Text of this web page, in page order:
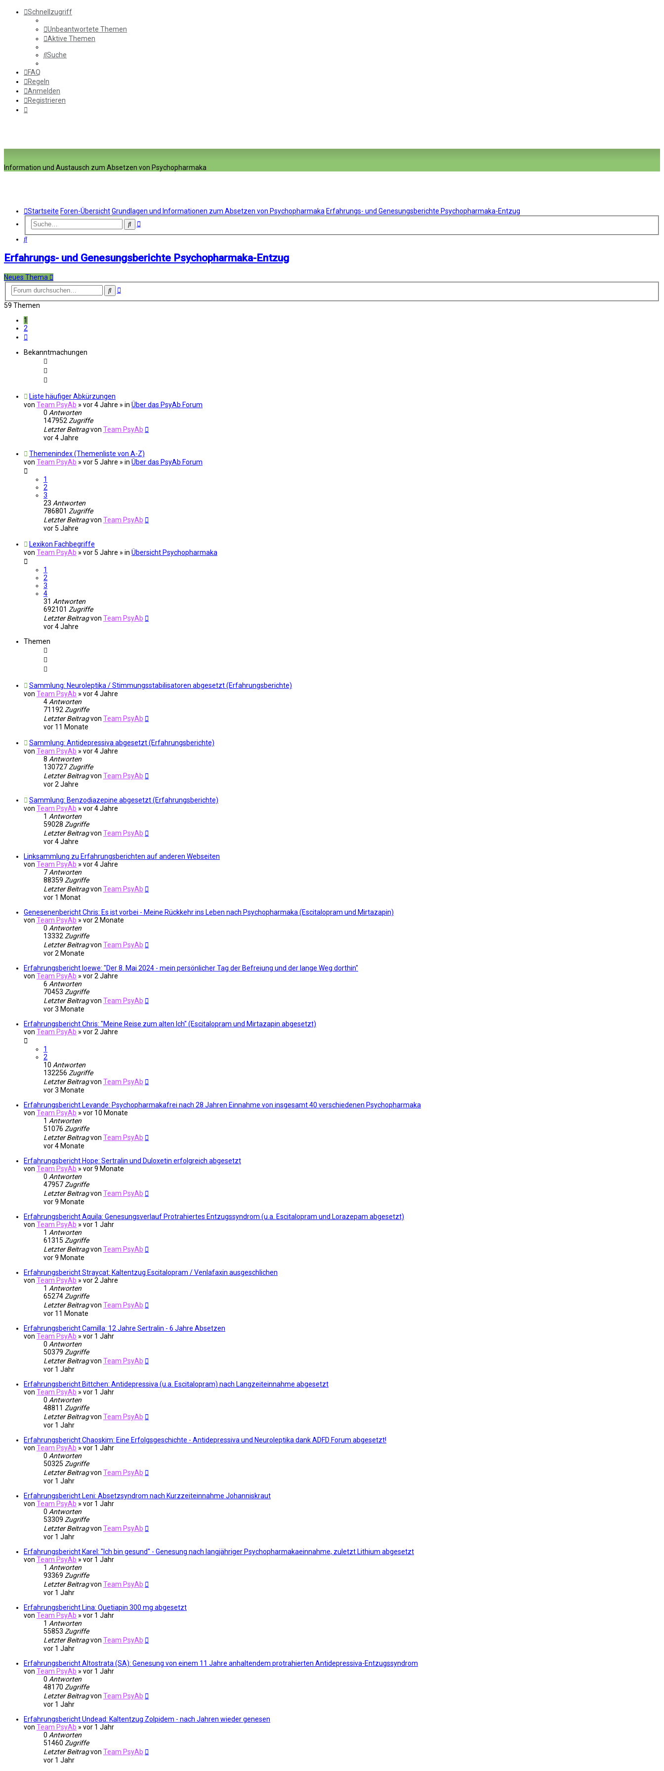
Schnellzugriff
Unbeantwortete Themen
Aktive Themen
Suche
FAQ
Regeln
Anmelden
Registrieren
Information und Austausch zum Absetzen von Psychopharmaka
Startseite Foren-ÜbersichtGrundlagen und Informationen zum Absetzen von Psychopharmaka Erfahrungs- und Genesungsberichte Psychopharmaka-Entzug
SucheErweiterte
Suche
Erfahrungs- und Genesungsberichte Psychopharmaka-Entzug
Neues Thema
SucheErweiterte
59 Themen
1
2
Bekanntmachungen
Liste häufiger Abkürzungen
von Team PsyAb » vor 4 Jahre » in Über das PsyAb Forum
0 Antworten
147952 Zugriffe
Letzter Beitragvon Team PsyAb
vor 4 Jahre
Themenindex (Themenliste von A-Z)
von Team PsyAb » vor 5 Jahre » in Über das PsyAb Forum
1
2
3
23 Antworten
786801 Zugriffe
Letzter Beitragvon Team PsyAb
vor 5 Jahre
Lexikon Fachbegriffe
von Team PsyAb » vor 5 Jahre » in Übersicht Psychopharmaka
1
2
3
4
31 Antworten
692101 Zugriffe
Letzter Beitragvon Team PsyAb
vor 4 Jahre
Themen
Sammlung: Neuroleptika / Stimmungsstabilisatoren abgesetzt (Erfahrungsberichte)
von Team PsyAb » vor 4 Jahre
4 Antworten
71192 Zugriffe
Letzter Beitragvon Team PsyAb
vor 11 Monate
Sammlung: Antidepressiva abgesetzt (Erfahrungsberichte)
von Team PsyAb » vor 4 Jahre
8 Antworten
130727 Zugriffe
Letzter Beitragvon Team PsyAb
vor 2 Jahre
Sammlung: Benzodiazepine abgesetzt (Erfahrungsberichte)
von Team PsyAb » vor 4 Jahre
1 Antworten
59028 Zugriffe
Letzter Beitragvon Team PsyAb
vor 4 Jahre
Linksammlung zu Erfahrungsberichten auf anderen Webseiten
von Team PsyAb » vor 4 Jahre
7 Antworten
88359 Zugriffe
Letzter Beitragvon Team PsyAb
vor 1 Monat
Genesenenbericht Chris: Es ist vorbei - Meine Rückkehr ins Leben nach Psychopharmaka (Escitalopram und Mirtazapin)
von Team PsyAb » vor 2 Monate
0 Antworten
13332 Zugriffe
Letzter Beitragvon Team PsyAb
vor 2 Monate
Erfahrungsbericht loewe: "Der 8. Mai 2024 - mein persönlicher Tag der Befreiung und der lange Weg dorthin"
von Team PsyAb » vor 2 Jahre
6 Antworten
70453 Zugriffe
Letzter Beitragvon Team PsyAb
vor 3 Monate
Erfahrungsbericht Chris: "Meine Reise zum alten Ich" (Escitalopram und Mirtazapin abgesetzt)
von Team PsyAb » vor 2 Jahre
1
2
10 Antworten
132256 Zugriffe
Letzter Beitragvon Team PsyAb
vor 3 Monate
Erfahrungsbericht Levande: Psychopharmakafrei nach 28 Jahren Einnahme von insgesamt 40 verschiedenen Psychopharmaka
von Team PsyAb » vor 10 Monate
1 Antworten
51076 Zugriffe
Letzter Beitragvon Team PsyAb
vor 4 Monate
Erfahrungsbericht Hope: Sertralin und Duloxetin erfolgreich abgesetzt
von Team PsyAb » vor 9 Monate
0 Antworten
47957 Zugriffe
Letzter Beitragvon Team PsyAb
vor 9 Monate
Erfahrungsbericht Aquila: Genesungsverlauf Protrahiertes Entzugssyndrom (u.a. Escitalopram und Lorazepam abgesetzt)
von Team PsyAb » vor 1 Jahr
1 Antworten
61315 Zugriffe
Letzter Beitragvon Team PsyAb
vor 9 Monate
Erfahrungsbericht Straycat: Kaltentzug Escitalopram / Venlafaxin ausgeschlichen
von Team PsyAb » vor 2 Jahre
1 Antworten
65274 Zugriffe
Letzter Beitragvon Team PsyAb
vor 11 Monate
Erfahrungsbericht Camilla: 12 Jahre Sertralin - 6 Jahre Absetzen
von Team PsyAb » vor 1 Jahr
0 Antworten
50379 Zugriffe
Letzter Beitragvon Team PsyAb
vor 1 Jahr
Erfahrungsbericht Bittchen: Antidepressiva (u.a. Escitalopram) nach Langzeiteinnahme abgesetzt
von Team PsyAb » vor 1 Jahr
0 Antworten
48811 Zugriffe
Letzter Beitragvon Team PsyAb
vor 1 Jahr
Erfahrungsbericht Chaoskim: Eine Erfolgsgeschichte - Antidepressiva und Neuroleptika dank ADFD Forum abgesetzt!
von Team PsyAb » vor 1 Jahr
0 Antworten
50325 Zugriffe
Letzter Beitragvon Team PsyAb
vor 1 Jahr
Erfahrungsbericht Leni: Absetzsyndrom nach Kurzzeiteinnahme Johanniskraut
von Team PsyAb » vor 1 Jahr
0 Antworten
53309 Zugriffe
Letzter Beitragvon Team PsyAb
vor 1 Jahr
Erfahrungsbericht Karel: "Ich bin gesund" - Genesung nach langjähriger Psychopharmakaeinnahme, zuletzt Lithium abgesetzt
von Team PsyAb » vor 1 Jahr
1 Antworten
93369 Zugriffe
Letzter Beitragvon Team PsyAb
vor 1 Jahr
Erfahrungsbericht Lina: Quetiapin 300 mg abgesetzt
von Team PsyAb » vor 1 Jahr
1 Antworten
55853 Zugriffe
Letzter Beitragvon Team PsyAb
vor 1 Jahr
Erfahrungsbericht Altostrata (SA): Genesung von einem 11 Jahre anhaltendem protrahierten Antidepressiva-Entzugssyndrom
von Team PsyAb » vor 1 Jahr
0 Antworten
48170 Zugriffe
Letzter Beitragvon Team PsyAb
vor 1 Jahr
Erfahrungsbericht Undead: Kaltentzug Zolpidem - nach Jahren wieder genesen
von Team PsyAb » vor 1 Jahr
0 Antworten
51460 Zugriffe
Letzter Beitragvon Team PsyAb
vor 1 Jahr